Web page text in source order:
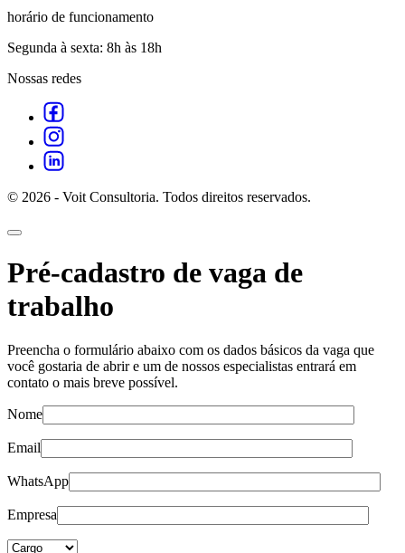
horário de funcionamento
Segunda à sexta: 8h às 18h
Nossas redes
© 2026 - Voit Consultoria. Todos direitos reservados.
Pré-cadastro de vaga de
trabalho
Preencha o formulário abaixo com os dados básicos da vaga que
você gostaria de abrir e um de nossos especialistas entrará em
contato o mais breve possível.
Nome
Email
WhatsApp
Empresa